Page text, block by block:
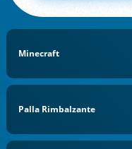
Minecraft
Palla Rimbalzante